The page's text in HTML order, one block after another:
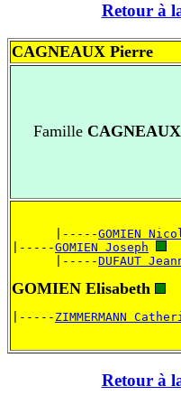
Retour à
CAGNEAUX Pierre
Famille
      |-----
GOMIEN
|-----GOMIEN Joseph
      |-----
DUFAUT
GOMIEN Elisabeth
|----- ZIMMERMANN
Retour à